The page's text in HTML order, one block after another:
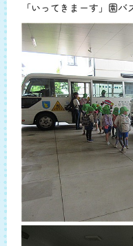
「いってきまーす」園バ